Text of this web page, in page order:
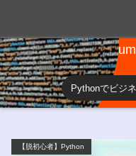
Pythonでビジ
【脱初心者】Python